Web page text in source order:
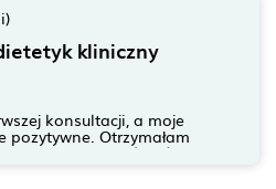
kliniczny
konsultacji, a moje
pozytywne. Otrzymałam
informacji i wyjaśnień